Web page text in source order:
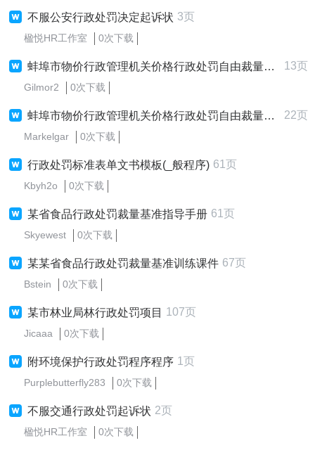
不服公安行政处罚决定起诉状 3页
楹悦HR工作室 0次下载
蚌埠市物价行政管理机关价格行政处罚自由裁量权实施标准（有行 13页
Gilmor2 0次下载
蚌埠市物价行政管理机关价格行政处罚自由裁量权实施标... 22页
Markelgar 0次下载
行政处罚标准表单文书模板(_般程序) 61页
Kbyh2o 0次下载
某省食品行政处罚裁量基准指导手册 61页
Skyewest 0次下载
某某省食品行政处罚裁量基准训练课件 67页
Bstein 0次下载
某市林业局林行政处罚项目 107页
Jicaaa 0次下载
附环境保护行政处罚程序程序 1页
Purplebutterfly283 0次下载
不服交通行政处罚起诉状 2页
楹悦HR工作室 0次下载